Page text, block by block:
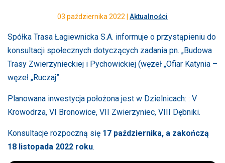
03 października 2022 | Aktualności
Spółka Trasa Łagiewnicka S.A. informuje o przystąpieniu do
konsultacji społecznych dotyczących zadania pn. „Budowa
Trasy Zwierzynieckiej i Pychowickiej (węzeł „Ofiar Katynia –
węzeł „Ruczaj”.
Planowana inwestycja położona jest w Dzielnicach: : V
Krowodrza, VI Bronowice, VII Zwierzyniec, VIII Dębniki.
Konsultacje rozpoczną się 17 października, a zakończą
18 listopada 2022 roku.